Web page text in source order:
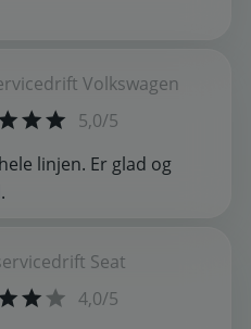
Volkswagen
5,0/5
linjen. Er glad og
Seat
4,0/5